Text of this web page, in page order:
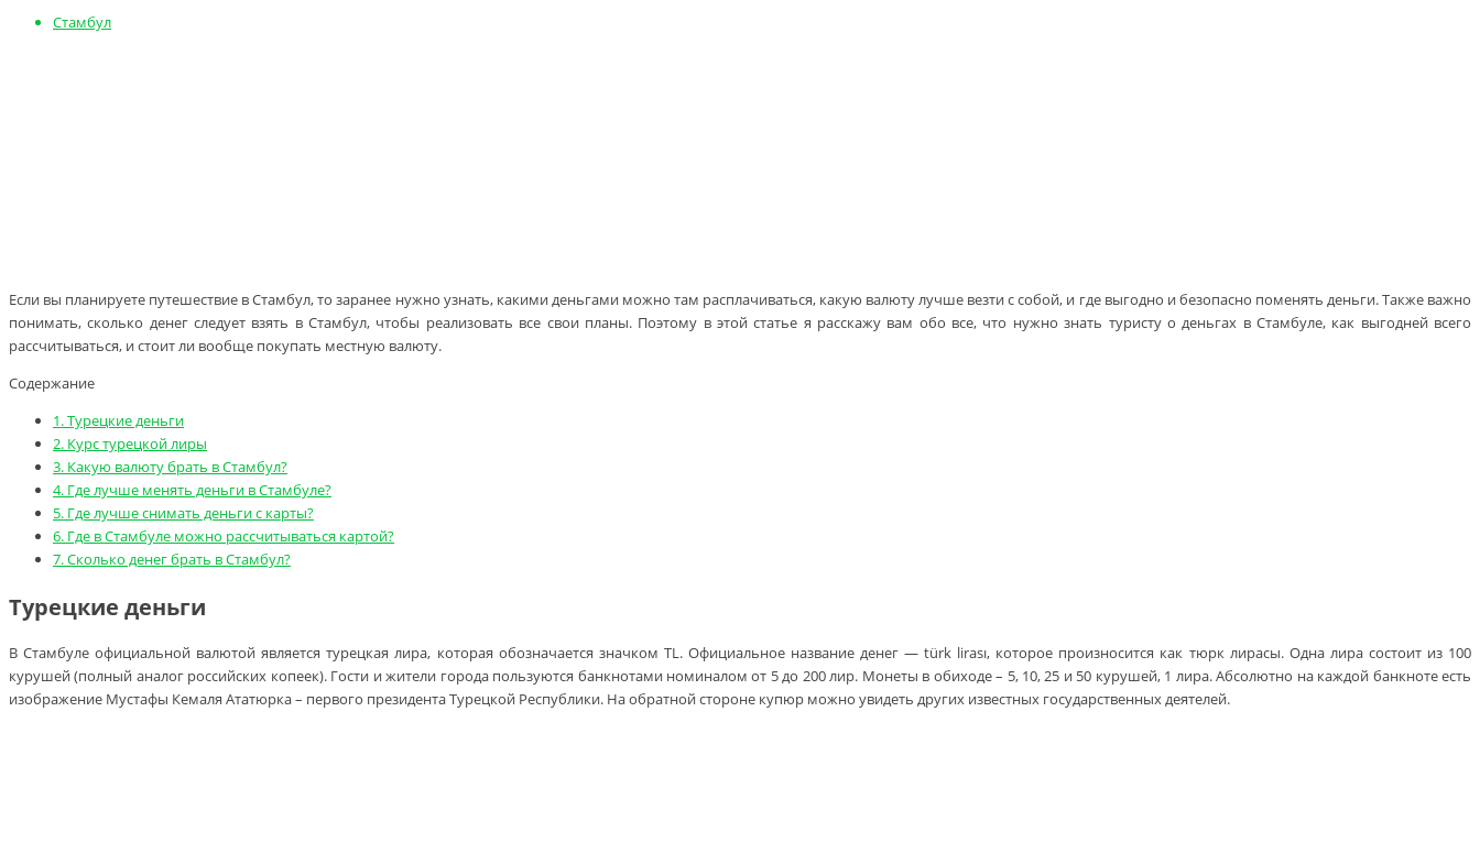
Стамбул
Если вы планируете путешествие в Стамбул, то заранее нужно узнать, какими деньгами можно там расплачиваться, какую валюту лучше везти с собой, и где выгодно и безопасно поменять деньги. Также важно
понимать, сколько денег следует взять в Стамбул, чтобы реализовать все свои планы. Поэтому в этой статье я расскажу вам обо все, что нужно знать туристу о деньгах в Стамбуле, как выгодней всего
рассчитываться, и стоит ли вообще покупать местную валюту.
Содержание
1.Турецкие деньги
2. Курс турецкой лиры
3. Какую валюту брать в Стамбул?
4. Где лучше менять деньги в Стамбуле?
5. Где лучше снимать деньги с карты?
6. Где в Стамбуле можно рассчитываться картой?
7.Сколько денег брать в Стамбул?
Турецкие деньги
В Стамбуле официальной валютой является турецкая лира, которая обозначается значком TL. Официальное название денег — türk lirası, которое произносится как тюрк лирасы. Одна лира состоит из 100
курушей (полный аналог российских копеек). Гости и жители города пользуются банкнотами номиналом от 5 до 200 лир. Монеты в обиходе – 5, 10, 25 и 50 курушей, 1 лира. Абсолютно на каждой банкноте есть
изображение Мустафы Кемаля Ататюрка – первого президента Турецкой Республики. На обратной стороне купюр можно увидеть других известных государственных деятелей.